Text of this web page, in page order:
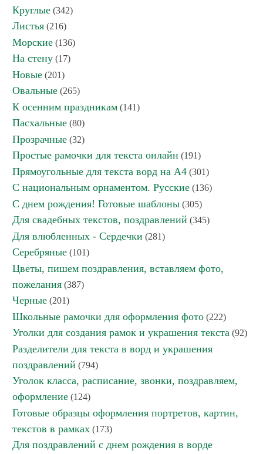
Круглые (342)
Листья (216)
Морские (136)
На стену (17)
Новые (201)
Овальные (265)
К осенним праздникам (141)
Пасхальные (80)
Прозрачные (32)
Простые рамочки для текста онлайн (191)
Прямоугольные для текста ворд на А4 (301)
С национальным орнаментом. Русские (136)
С днем рождения! Готовые шаблоны (305)
Для свадебных текстов, поздравлений (345)
Для влюбленных - Сердечки (281)
Серебряные (101)
Цветы, пишем поздравления, вставляем фото,
пожелания (387)
Черные (201)
Школьные рамочки для оформления фото (222)
Уголки для создания рамок и украшения текста (92)
Разделители для текста в ворд и украшения
поздравлений (794)
Уголок класса, расписание, звонки, поздравляем,
оформление (124)
Готовые образцы оформления портретов, картин,
текстов в рамках (173)
Для поздравлений с днем рождения в ворде